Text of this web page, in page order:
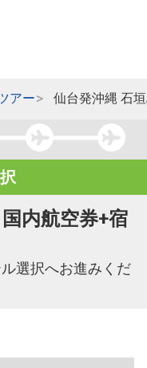
アー 仙台発沖縄 石
内航空券+宿
選択へお進みくだ